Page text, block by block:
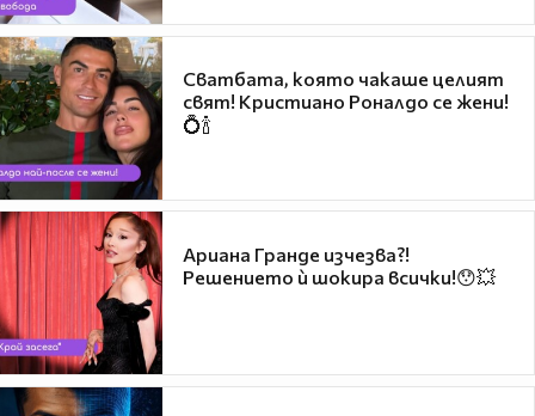
Сватбата, която чакаше целият
свят! Кристиано Роналдо се жени!
💍🍾
Ариана Гранде изчезва?!
Решението ѝ шокира всички!😯💥